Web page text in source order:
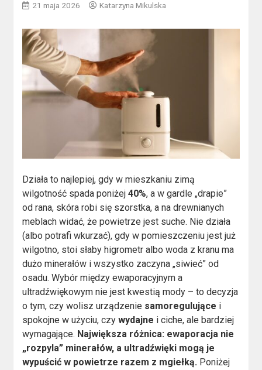
21 maja 2026 Katarzyna Mikulska
Działa to najlepiej, gdy w mieszkaniu zimą
wilgotność spada poniżej40%, a w gardle „drapie”
od rana, skóra robi się szorstka, a na drewnianych
meblach widać, że powietrze jest suche. Nie działa
(albo potrafi wkurzać), gdy w pomieszczeniu jest już
wilgotno, stoi słaby higrometr albo woda z kranu ma
dużo minerałów i wszystko zaczyna „siwieć” od
osadu. Wybór między ewaporacyjnym a
ultradźwiękowym nie jest kwestią mody – to decyzja
o tym, czy wolisz urządzenie samoregulujące i
spokojne w użyciu, czywydajne i ciche, ale bardziej
wymagające. Największa różnica: ewaporacja nie
„rozpyla” minerałów, a ultradźwięki mogą je
wypuścić w powietrze razem z mgiełką. Poniżej